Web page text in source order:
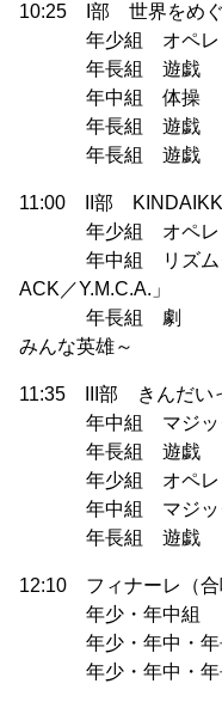
10:25 I部 世界をめぐ
年少組 オペレッ
年長組 遊戯
年中組 体操
年長組 遊戯 「
年長組 遊戯 「
11:00 II部
年少組 オペレッ
年中組 リズムダン
ACK／Y.M.C.A.」
年長組 劇 「
みんな英雄～
11:35 III部 きんだい
年中組 マジック
年長組 遊戯
年少組 オペレッ
年中組 マジック
年長組 遊戯
12:10 フィナーレ（合
年少・年中組
年少・年中・年
年少・年中・年長